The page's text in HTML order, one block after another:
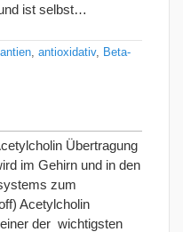
ist selbst…
antioxidativ,
Beta-
Übertragung
im Gehirn und in den
zum
Acetylcholin
der wichtigsten